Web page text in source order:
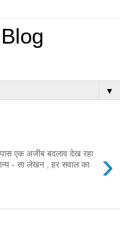
▼
›
एक अजीब बदलाव देख रहा
- सा लेखन , हर सवाल का